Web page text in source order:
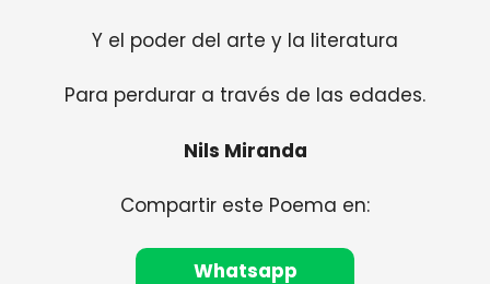
Y el poder del arte y la literatura
Para perdurar a través de las edades.
Nils Miranda
Compartir este Poema en:
Whatsapp